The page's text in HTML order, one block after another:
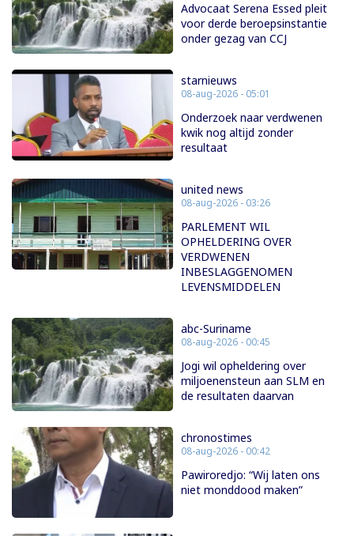
Advocaat Serena Essed pleit
voor derde beroepsinstantie
onder gezag van CCJ
starnieuws
08-aug-2026 - 05:01
Onderzoek naar verdwenen
kwik nog altijd zonder
resultaat
united news
08-aug-2026 - 03:26
PARLEMENT WIL
OPHELDERING OVER
VERDWENEN
INBESLAGGENOMEN
LEVENSMIDDELEN
abc-Suriname
08-aug-2026 - 00:45
Jogi wil opheldering over
miljoenensteun aan SLM en
de resultaten daarvan
chronostimes
08-aug-2026 - 00:42
Pawiroredjo: “Wij laten ons
niet monddood maken”